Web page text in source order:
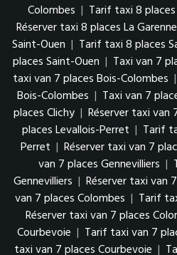
Colombes | Tarif taxi 8
Réserver taxi 8 places La
Saint-Ouen | Tarif taxi 8 places
places Saint-Ouen | Taxi van 7
taxi van 7 places Bois-Colombes |
Bois-Colombes | Taxi van 7
places Clichy | Réserver taxi van
places Levallois-Perret | Tarif
Perret | Réserver taxi van 7
van 7 places Gennevilliers |
Gennevilliers | Réserver taxi van
van 7 places Colombes | Tarif
Réserver taxi van 7 places
Courbevoie | Tarif taxi van 7
taxi van 7 places Courbevoie |